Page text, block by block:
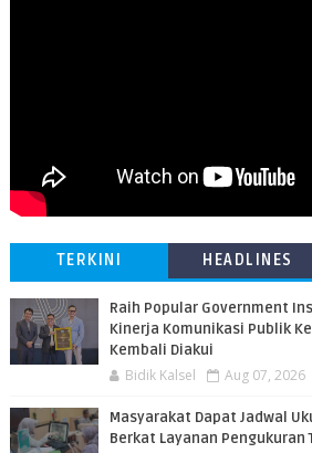
TERKINI HEADLINES
Raih Popular Government
Kinerja Komunikasi Publik
Kembali Diakui
Bidik Kalsel Aug 07, 2026
Masyarakat Dapat Jadwal
Berkat Layanan Pengukuran